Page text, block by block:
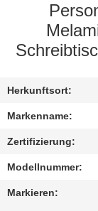
SIE
MIT
UNS
IN
Herkunftsort:
Markenname:
Zertifizierung:
Modellnummer:
Markieren: